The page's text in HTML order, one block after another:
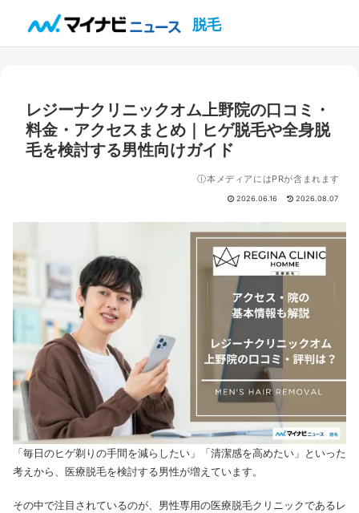
脱毛
レジーナクリニックオム上野院の口コミ・
料金・アクセスまとめ｜ヒゲ脱毛や全身脱
毛を検討する男性向けガイド
ⓘ本メディアにはPRが含まれます
2026.06.16 2026.08.07
「毎日のヒゲ剃りの手間を減らしたい」「清潔感を高めたい」といった
考えから、医療脱毛を検討する男性が増えています。
その中で注目されているのが、男性専用の医療脱毛クリニックであるレ